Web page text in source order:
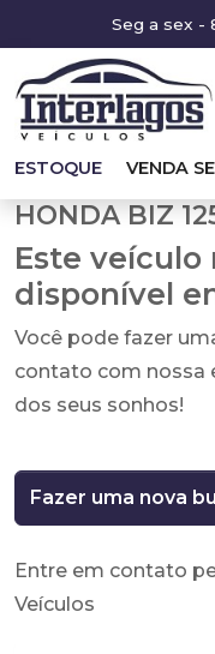
Seg a sex -
ESTOQUE VENDA
HONDA BIZ
Este veículo
disponível
Você pode fazer
contato com nossa
dos seus sonhos!
Fazer uma nova
Entre em contato
Veículos